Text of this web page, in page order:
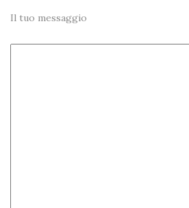
Il tuo messaggio